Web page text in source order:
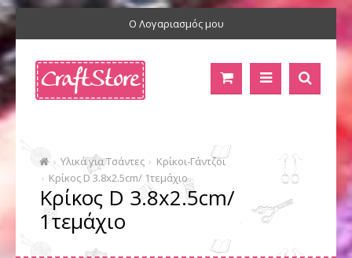
Ο Λογαριασμός μου
Υλικά για Τσάντες
Κρίκοι-Γάντζοι
Κρίκος D 3.8x2.5cm/ 1τεμάχιο
Κρίκος D 3.8x2.5cm/
1τεμάχιο